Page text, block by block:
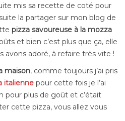
mis sa recette de coté pour
la partager sur mon blog de
pizza savoureuse à la mozza
ûts et bien c’est plus que ça, elle
avons adoré, à refaire très vite !
maison, comme toujours j’ai pris
italienne pour cette fois je l’ai
pour plus de goût et c’était
cette pizza, vous allez vous